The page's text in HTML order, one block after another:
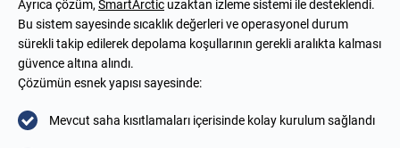
Ayrıca çözüm, SmartArctic uzaktan izleme sistemi ile desteklendi.
Bu sistem sayesinde sıcaklık değerleri ve operasyonel durum
sürekli takip edilerek depolama koşullarının gerekli aralıkta kalması
güvence altına alındı.
Çözümün esnek yapısı sayesinde:
Mevcut saha kısıtlamaları içerisinde kolay kurulum sağlandı